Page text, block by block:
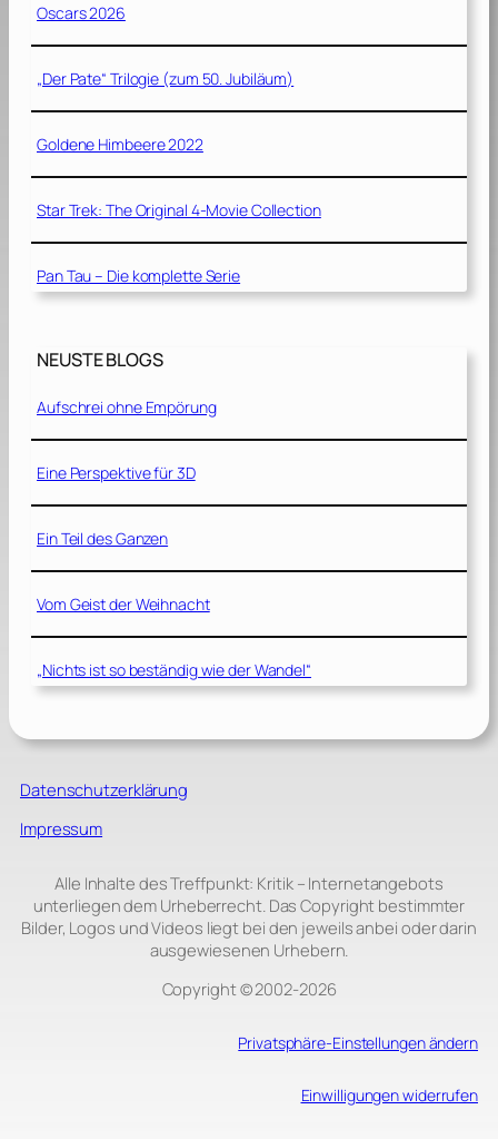
Oscars 2026
„Der Pate“ Trilogie (zum 50. Jubiläum)
Goldene Himbeere 2022
Star Trek: The Original 4-Movie Collection
Pan Tau – Die komplette Serie
NEUSTE BLOGS
Aufschrei ohne Empörung
Eine Perspektive für 3D
Ein Teil des Ganzen
Vom Geist der Weihnacht
„Nichts ist so beständig wie der Wandel“
Datenschutzerklärung
Impressum
Alle Inhalte des Treffpunkt: Kritik – Internetangebots
unterliegen dem Urheberrecht. Das Copyright bestimmter
Bilder, Logos und Videos liegt bei den jeweils anbei oder darin
ausgewiesenen Urhebern.
Copyright © 2002‑2026
Privatsphäre-Einstellungen ändern
Einwilligungen widerrufen